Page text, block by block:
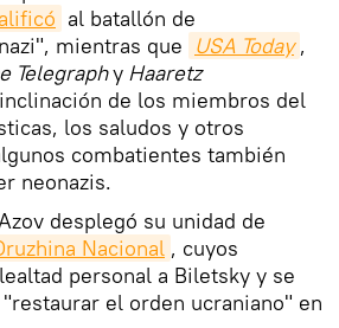
al batallón de
mientras que USA Today ,
Telegraphy Haaretz
de los miembros del
los saludos y otros
combatientes también
neonazis.
desplegó su unidad de
Nacional , cuyos
personal a Biletsky y se
el orden ucraniano" en